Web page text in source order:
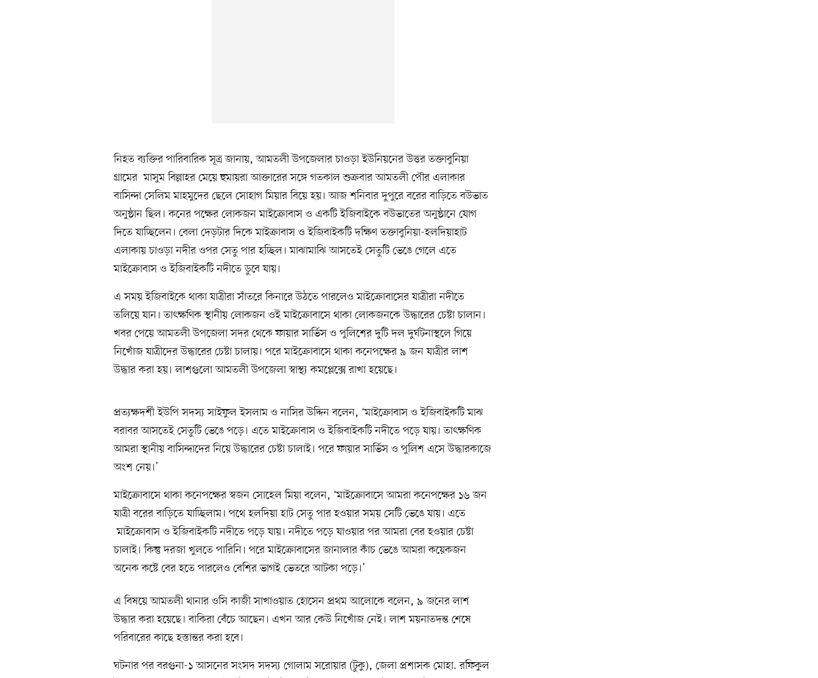
নিহত ব্যক্তির পারিবারিক সূত্র জানায়, আমতলী উপজেলার চাওড়া ইউনিয়নের উত্তর তক্তাবুনিয়া
গ্রামের মাসুম বিল্লাহর মেয়ে হুমায়রা আক্তারের সঙ্গে গতকাল শুক্রবার আমতলী পৌর এলাকার
বাসিন্দা সেলিম মাহমুদের ছেলে সোহাগ মিয়ার বিয়ে হয়। আজ শনিবার দুপুরে বরের বাড়িতে বউভাত
অনুষ্ঠান ছিল। কনের পক্ষের লোকজন মাইক্রোবাস ও একটি ইজিবাইকে বউভাতের অনুষ্ঠানে যোগ
দিতে যাচ্ছিলেন। বেলা দেড়টার দিকে মাইক্রাবাস ও ইজিবাইকটি দক্ষিণ তক্তাবুনিয়া-হলদিয়াহাট
এলাকায় চাওড়া নদীর ওপর সেতু পার হচ্ছিল। মাঝামাঝি আসতেই সেতুটি ভেঙে গেলে এতে
মাইক্রোবাস ও ইজিবাইকটি নদীতে ডুবে যায়।
এ সময় ইজিবাইকে থাকা যাত্রীরা সাঁতরে কিনারে উঠতে পারলেও মাইক্রোবাসের যাত্রীরা নদীতে
তলিয়ে যান। তাৎক্ষণিক স্থানীয় লোকজন ওই মাইক্রোবাসে থাকা লোকজনকে উদ্ধারের চেষ্টা চালান।
খবর পেয়ে আমতলী উপজেলা সদর থেকে ফায়ার সার্ভিস ও পুলিশের দুটি দল দুর্ঘটনাস্থলে গিয়ে
নিখোঁজ যাত্রীদের উদ্ধারের চেষ্টা চালায়। পরে মাইক্রোবাসে থাকা কনেপক্ষের ৯ জন যাত্রীর লাশ
উদ্ধার করা হয়। লাশগুলো আমতলী উপজেলা স্বাস্থ্য কমপ্লেক্সে রাখা হয়েছে।
প্রত্যক্ষদর্শী ইউপি সদস্য সাইফুল ইসলাম ও নাসির উদ্দিন বলেন, ‘মাইক্রোবাস ও ইজিবাইকটি মাঝ
বরাবর আসতেই সেতুটি ভেঙে পড়ে। এতে মাইক্রোবাস ও ইজিবাইকটি নদীতে পড়ে যায়। তাৎক্ষণিক
আমরা স্থানীয় বাসিন্দাদের নিয়ে উদ্ধারের চেষ্টা চালাই। পরে ফায়ার সার্ভিস ও পুলিশ এসে উদ্ধারকাজে
অংশ নেয়।’
মাইক্রোবাসে থাকা কনেপক্ষের স্বজন সোহেল মিয়া বলেন, ‘মাইক্রোবাসে আমরা কনেপক্ষের ১৬ জন
যাত্রী বরের বাড়িতে যাচ্ছিলাম। পথে হলদিয়া হাট সেতু পার হওয়ার সময় সেটি ভেঙে যায়। এতে
মাইক্রোবাস ও ইজিবাইকটি নদীতে পড়ে যায়। নদীতে পড়ে যাওয়ার পর আমরা বের হওয়ার চেষ্টা
চালাই। কিন্তু দরজা খুলতে পারিনি। পরে মাইক্রোবাসের জানালার কাঁচ ভেঙে আমরা কয়েকজন
অনেক কষ্টে বের হতে পারলেও বেশির ভাগই ভেতরে আটকা পড়ে।’
এ বিষয়ে আমতলী থানার ওসি কাজী সাখাওয়াত হোসেন প্রথম আলোকে বলেন, ৯ জনের লাশ
উদ্ধার করা হয়েছে। বাকিরা বেঁচে আছেন। এখন আর কেউ নিখোঁজ নেই। লাশ ময়নাতদন্ত শেষে
পরিবারের কাছে হস্তান্তর করা হবে।
ঘটনার পর বরগুনা-১ আসনের সংসদ সদস্য গোলাম সরোয়ার (টুকু), জেলা প্রশাসক মোহা. রফিকুল